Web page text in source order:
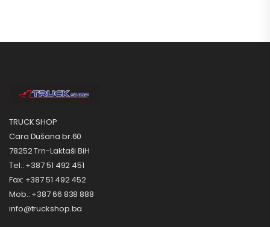
TRUCK SHOP
Cara Dušana br.60
78252 Trn-Laktaši BiH
Tel.: +387 51 492 451
Fax: +387 51 492 452
Mob.: +387 66 838 888
info@truckshop.ba